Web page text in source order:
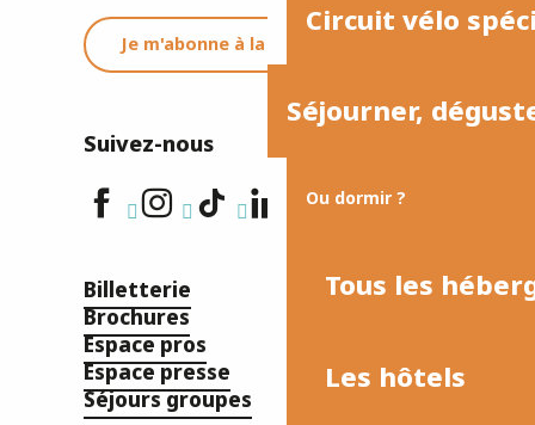
Circuit vélo
Séjourner,
Ou dormir ?
Tous les
Les hôtels
Je m'abonne à la newsletter
Suivez-nous
Billetterie
Brochures
Espace pros
Espace presse
Séjours groupes